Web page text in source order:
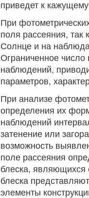
приведет к
При
поля рассеяния, так
Солнце и на
Ограниченное число
наблюдений,
параметров,
При анализе
определения их
наблюдений
затенение или
возможность
поле рассеяния
блеска, являющихся
блеска
элементы